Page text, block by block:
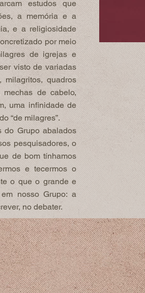
estudos que
a memória e a
e a religiosidade
por meio
de igrejas e
visto de variadas
milagritos, quadros
mechas de cabelo,
uma infinidade de
“de milagres”.
do Grupo abalados
pesquisadores, o
de bom tínhamos
e tecermos o
o que o grande e
nosso Grupo: a
no debater.